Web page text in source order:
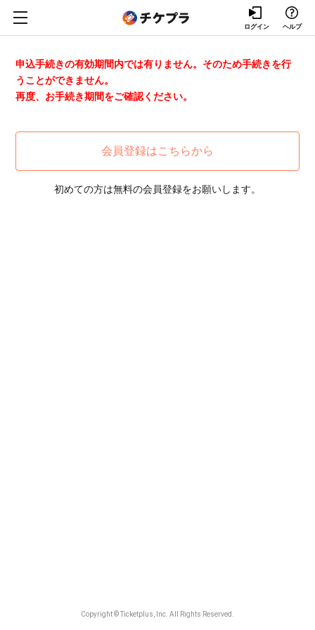
ログイン ヘルプ
申込手続きの有効期間内では有りません。そのため手続きを行
うことができません。
再度、お手続き期間をご確認ください。
会員登録はこちらから
初めての方は無料の会員登録をお願いします。
Copyright © Ticketplus, Inc. All Rights Reserved.